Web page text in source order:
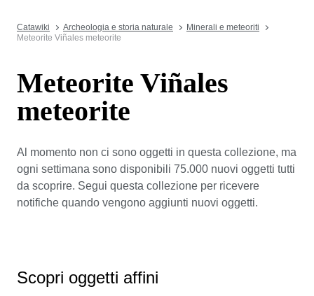
Catawiki Archeologia e storia naturale
Minerali e meteoriti
Meteorite Viñales meteorite
Meteorite Viñales
meteorite
Al momento non ci sono oggetti in questa collezione, ma
ogni settimana sono disponibili 75.000 nuovi oggetti tutti
da scoprire. Segui questa collezione per ricevere
notifiche quando vengono aggiunti nuovi oggetti.
Scopri oggetti affini